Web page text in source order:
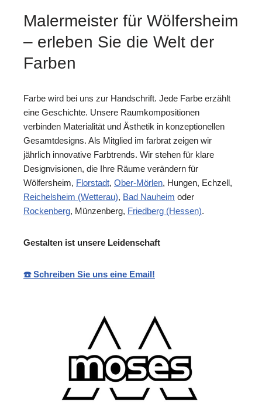
Malermeister für Wölfersheim
– erleben Sie die Welt der
Farben
Farbe wird bei uns zur Handschrift. Jede Farbe erzählt
eine Geschichte. Unsere Raumkompositionen
verbinden Materialität und Ästhetik in konzeptionellen
Gesamtdesigns. Als Mitglied im farbrat zeigen wir
jährlich innovative Farbtrends. Wir stehen für klare
Designvisionen, die Ihre Räume verändern für
Wölfersheim, Florstadt, Ober-Mörlen, Hungen, Echzell,
Reichelsheim (Wetterau), Bad Nauheim oder
Rockenberg, Münzenberg, Friedberg (Hessen).
Gestalten ist unsere Leidenschaft
☎️ Schreiben Sie uns eine Email!